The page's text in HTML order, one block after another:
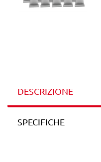
DESCRIZIONE
SPECIFICHE